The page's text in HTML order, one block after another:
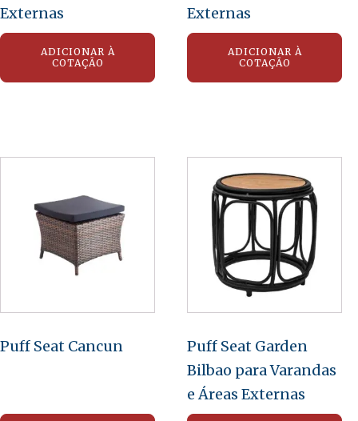
Externas
ADICIONAR À
COTAÇÃO
Externas
ADICIONAR À
COTAÇÃO
Puff Seat Cancun
Puff Seat Garden
Bilbao para Varandas
e Áreas Externas